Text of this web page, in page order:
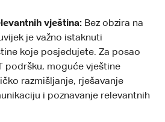
vještina: Bez obzira na
je važno istaknuti
koje posjedujete. Za posao
podršku, moguće vještine
razmišljanje, rješavanje
i poznavanje relevantnih